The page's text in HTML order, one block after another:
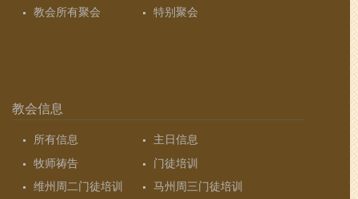
教会所有聚会 特别聚会
教会信息
所有信息
主日信息
牧师祷告
门徒培训
维州周二门徒培训
马州周三门徒培训